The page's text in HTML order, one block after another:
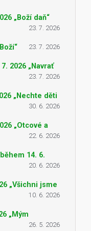
„Boží daň“
23. 7. 2026
23. 7. 2026
2026 „Navrať
23. 7. 2026
„Nechte děti
30. 6. 2026
„Otcové a
22. 6. 2026
14. 6.
20. 6. 2026
„Všichni jsme
10. 6. 2026
„Mým
26. 5. 2026